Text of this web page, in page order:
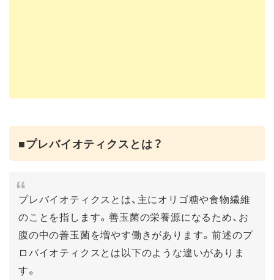
■プレバイオティクスとは？
プレバイオティクスとは、主にオリゴ糖や食物繊維
のことを指します。善玉菌の栄養源になるため、お
腹の中の善玉菌を増やす働きがあります。前述のプ
ロバイオティクスとは以下のような違いがありま
す。